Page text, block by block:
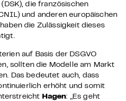
die französischen
und anderen europäischen
die Zulässigkeit dieses
auf Basis der DSGVO
sollten die Modelle am Markt
Das bedeutet auch, dass
erhöht und somit
Hagen: „Es geht